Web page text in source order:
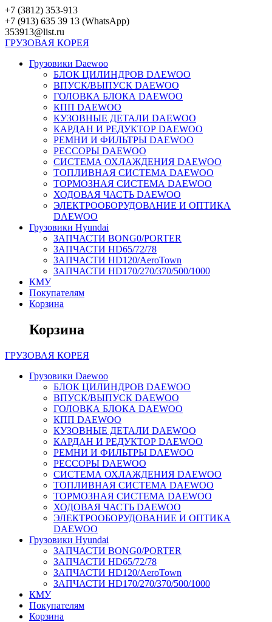
Перейти
к
контенту
+7 (3812) 353-913
+7 (913) 635 39 13 (WhatsApp)
353913@list.ru
ГРУЗОВАЯ КОРЕЯ
Грузовики Daewoo
БЛОК ЦИЛИНДРОВ DAEWOO
ВПУСК/ВЫПУСК DAEWOO
ГОЛОВКА БЛОКА DAEWOO
КПП DAEWOO
КУЗОВНЫЕ ДЕТАЛИ DAEWOO
КАРДАН И РЕДУКТОР DAEWOO
РЕМНИ И ФИЛЬТРЫ DAEWOO
РЕССОРЫ DAEWOO
СИСТЕМА ОХЛАЖДЕНИЯ DAEWOO
ТОПЛИВНАЯ СИСТЕМА DAEWOO
ТОРМОЗНАЯ СИСТЕМА DAEWOO
ХОДОВАЯ ЧАСТЬ DAEWOO
ЭЛЕКТРООБОРУДОВАНИЕ И ОПТИКА
DAEWOO
Грузовики Hyundai
ЗАПЧАСТИ BONG0/PORTER
ЗАПЧАСТИ HD65/72/78
ЗАПЧАСТИ HD120/AeroTown
ЗАПЧАСТИ HD170/270/370/500/1000
КМУ
Покупателям
Корзина
Корзина
ГРУЗОВАЯ КОРЕЯ
Грузовики Daewoo
БЛОК ЦИЛИНДРОВ DAEWOO
ВПУСК/ВЫПУСК DAEWOO
ГОЛОВКА БЛОКА DAEWOO
КПП DAEWOO
КУЗОВНЫЕ ДЕТАЛИ DAEWOO
КАРДАН И РЕДУКТОР DAEWOO
РЕМНИ И ФИЛЬТРЫ DAEWOO
РЕССОРЫ DAEWOO
СИСТЕМА ОХЛАЖДЕНИЯ DAEWOO
ТОПЛИВНАЯ СИСТЕМА DAEWOO
ТОРМОЗНАЯ СИСТЕМА DAEWOO
ХОДОВАЯ ЧАСТЬ DAEWOO
ЭЛЕКТРООБОРУДОВАНИЕ И ОПТИКА
DAEWOO
Грузовики Hyundai
ЗАПЧАСТИ BONG0/PORTER
ЗАПЧАСТИ HD65/72/78
ЗАПЧАСТИ HD120/AeroTown
ЗАПЧАСТИ HD170/270/370/500/1000
КМУ
Покупателям
Корзина